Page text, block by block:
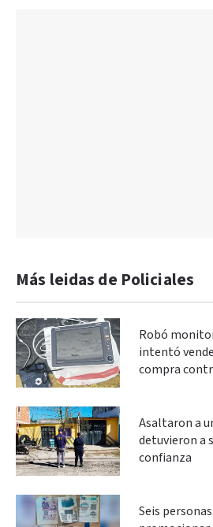
Más leidas de Policiales
Robó
intentó
compra
Asaltaron a
detuvieron a
confianza
Seis